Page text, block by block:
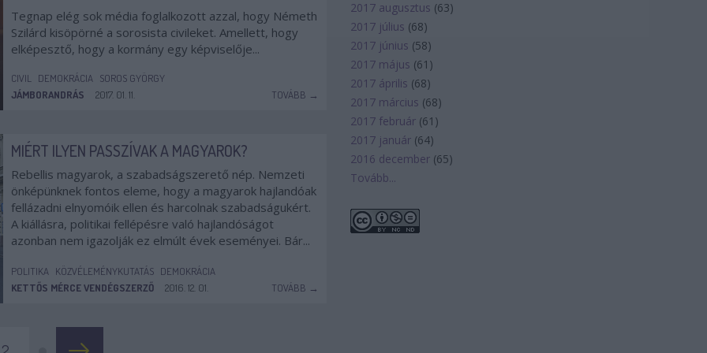
Tegnap elég sok média foglalkozott azzal, hogy Németh
Szilárd kisöpörné a sorosista civileket. Amellett, hogy
elképesztő, hogy a kormány egy képviselője...
CIVIL DEMOKRÁCIA
SOROS GYÖRGY
JÁMBORANDRÁS
2017. 01. 11. TOVÁBB →
MIÉRT ILYEN PASSZÍVAK A MAGYAROK?
Rebellis magyarok, a szabadságszerető nép. Nemzeti
önképünknek fontos eleme, hogy a magyarok hajlandóak
fellázadni elnyomóik ellen és harcolnak szabadságukért.
A kiállásra, politikai fellépésre való hajlandóságot
azonban nem igazolják ez elmúlt évek eseményei. Bár...
POLITIKA KÖZVÉLEMÉNYKUTATÁS DEMOKRÁCIA
KETTŐS MÉRCE VENDÉGSZERZŐ
2016. 12. 01. TOVÁBB →
2017 augusztus (63)
2017 július (68)
2017 június (58)
2017 május (61 )
2017 április (68)
2017 március (68)
2017 február (61 )
2017 január (64)
2016 december (65)
Tovább...